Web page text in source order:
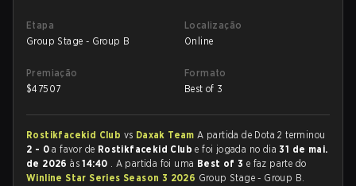
Etapa
Group Stage - Group B
Localização
Online
Premiação
$47507
Formato
Best of 3
Rostikfacekid Club vs Daxak TeamA partida de Dota 2 terminou
2 - 0 a favor de Rostikfacekid Clube foi jogada no dia31 de mai.
de 2026às14:40 . A partida foi uma Best of 3 e faz parte do
Winline Star Series Season 3 2026 Group Stage - Group B.